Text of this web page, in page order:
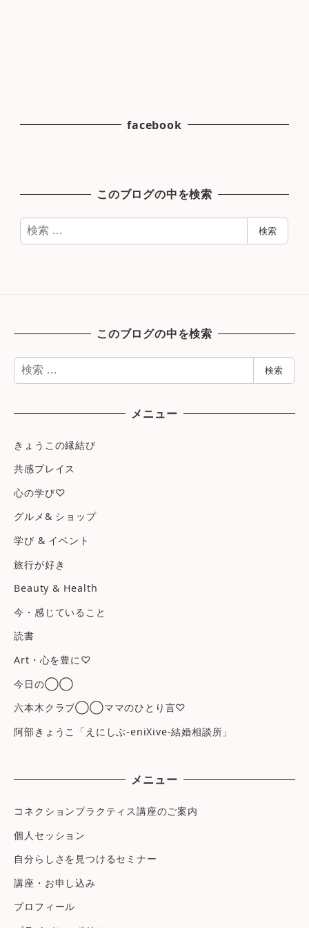
facebook
このブログの中を検索
検
索
検索
このブログの中を検索
検
索
検索
メニュー
きょうこの縁結び
共感プレイス
心の学び♡
グルメ& ショップ
学び & イベント
旅行が好き
Beauty & Health
今・感じていること
読書
Art・心を豊に♡
今日の◯◯
六本木クラブ◯◯ママのひとり言♡
阿部きょうこ「えにしぶ-eniXive-結婚相談所」
メニュー
コネクションプラクティス講座のご案内
個人セッション
自分らしさを見つけるセミナー
講座・お申し込み
プロフィール